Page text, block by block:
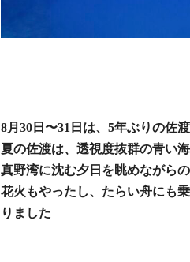
8月30日〜31日は、5年ぶりの佐
夏の佐渡は、透視度抜群の青い
真野湾に沈む夕日を眺めながら
花火もやったし、たらい舟にも
りました